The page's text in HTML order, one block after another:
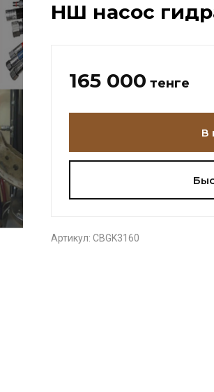
НШ насос
165 000 тенге
В
Артикул: СВGK3160